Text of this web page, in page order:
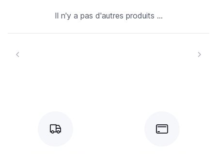
Il n'y a pas d'autres produits ...